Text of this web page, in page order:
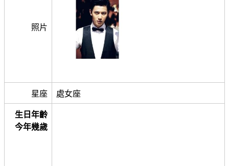
照片
星座 處女座
生日年齡
今年幾歲